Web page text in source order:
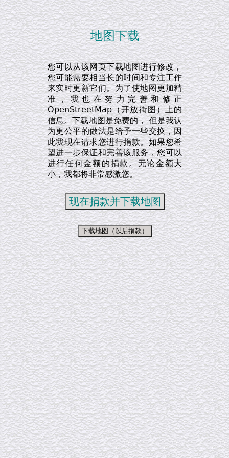
地图下载
您可以从该网页下载地图进行修改，
您可能需要相当长的时间和专注工作
来实时更新它们。为了使地图更加精
准，我也在努力完善和修正
OpenStreetMap（开放街图）上的
信息。下载地图是免费的， 但是我认
为更公平的做法是给予一些交换，因
此我现在请求您进行捐款。如果您希
望进一步保证和完善该服务，您可以
进行任何金额的捐款。无论金额大
小，我都将非常感激您。